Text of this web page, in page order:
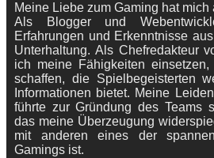
Meine Liebe zum Gaming hat
Als Blogger und
Erfahrungen und Erkenntnisse
Unterhaltung. Als Chefredakteur
ich meine Fähigkeiten
schaffen, die Spielbegeisterten
Informationen bietet. Meine
führte zur Gründung des Teams
das meine Überzeugung
mit anderen eines der
Gamings ist.